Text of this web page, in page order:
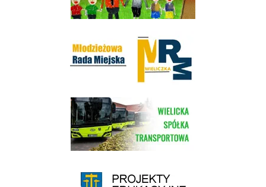
link do strony Wielickiej Spółki Transportowej